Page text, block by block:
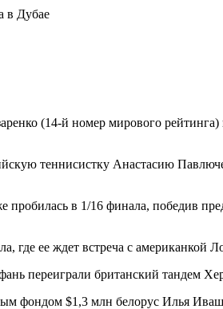
(14-й номер мирового
теннисистку Анастасию
пробилась в 1/16 финала, победив
где ее ждет встреча с американкой
переиграли британский тандем
фондом $1,3 млн белорус Илья